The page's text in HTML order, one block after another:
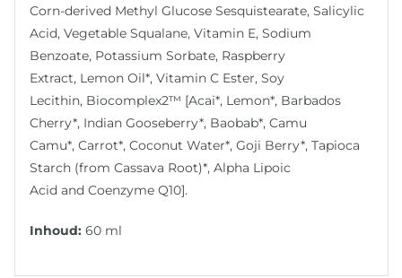
Corn-derived Methyl Glucose Sesquistearate, Salicylic
Acid, Vegetable Squalane, Vitamin E, Sodium
Benzoate, Potassium Sorbate, Raspberry
Extract, Lemon Oil*, Vitamin C Ester, Soy
Lecithin, Biocomplex2™ [Acai*, Lemon*, Barbados
Cherry*, Indian Gooseberry*, Baobab*, Camu
Camu*, Carrot*, Coconut Water*, Goji Berry*, Tapioca
Starch (from Cassava Root)*, Alpha Lipoic
Acid and Coenzyme Q10].
Inhoud:60 ml